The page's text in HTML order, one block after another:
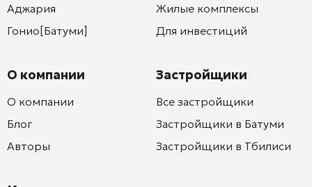
Аджария
Гонио[Батуми]
О компании
О компании
Блог
Авторы
Жилые комплексы
Для инвестиций
Застройщики
Все застройщики
Застройщики в Батуми
Застройщики в Тбилиси